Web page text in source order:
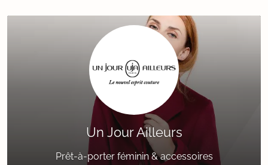
Un Jour Ailleurs
Prêt-à-porter féminin & accessoires